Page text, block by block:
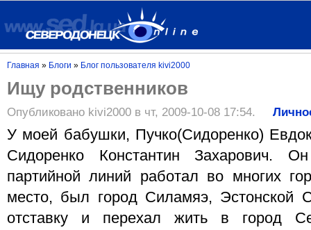
Главная » Блоги » Блог пользователя kivi2000
Ищу родственников
Опубликовано kivi2000 в чт, 2009-10-08 17:54.
У моей бабушки, Пучко(Сидоренко)
Сидоренко Константин
партийной линий работал во многих
место, был город Силамяэ,
отставку и перехал жить в город